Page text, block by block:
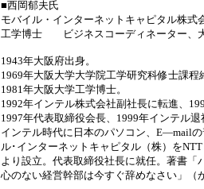
■西岡郁夫氏
モバイル・インターネットキャピタル株
工学博士 ビジネスコーディネーター、
1943年大阪府出身。
1969年大阪大学大学院工学研究科修士課
1981年大阪大学工学博士。
1992年インテル株式会社副社長に転進、
1997年代表取締役会長、1999年インテル退
インテル時代に日本のパソコン、E―mail
ル･インターネットキャピタル（株）を
より設立。代表取締役社長に就任。著書
心のない経営幹部は今すぐ辞めなさい」（